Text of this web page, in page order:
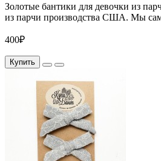
Золотые бантики для девочки из
из парчи производства США. Мы
400₽
Купить